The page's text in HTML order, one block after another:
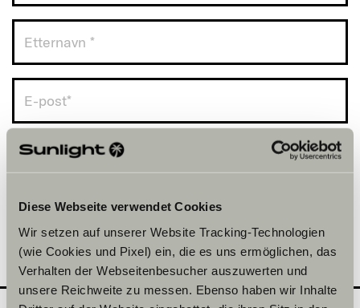
Diese Webseite verwendet Cookies
Wir setzen auf unserer Website Tracking-Technologien
(wie Cookies und Pixel) ein, die es uns ermöglichen, das
Verhalten der Webseitenbesucher auszuwerten und
unsere Reichweite zu messen. Ebenso haben wir Inhalte
Norge (+47)